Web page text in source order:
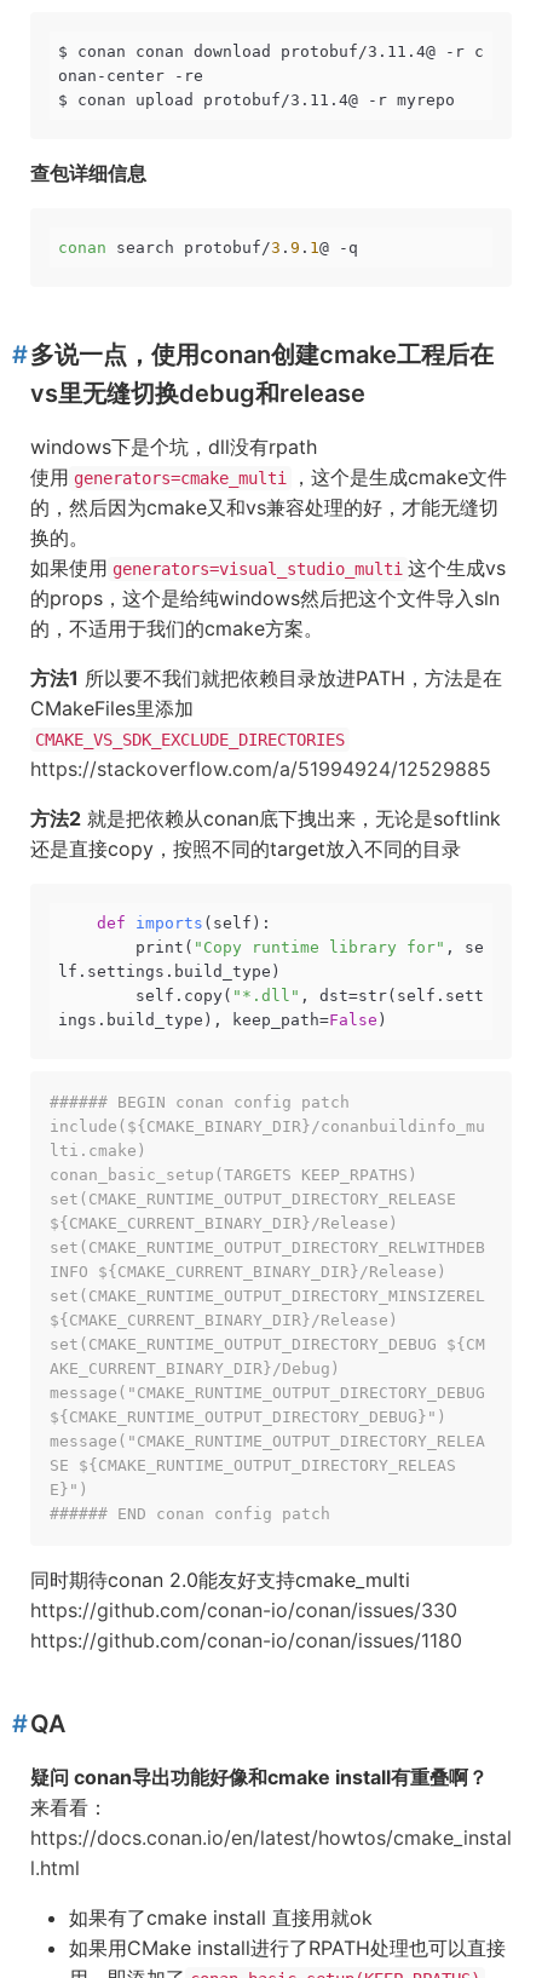
$ conan conan download protobuf/3.11.4@ -r c
onan-center -re
$ conan upload protobuf/3.11.4@ -r myrepo
查包详细信息
conan search protobuf/3 . 9 . 1 @ -q
多说一点，使用conan创建cmake工程后在
vs里无缝切换debug和release
windows下是个坑，dll没有rpath
使用 generators=cmake_multi
，这个是生成cmake文件
的，然后因为cmake又和vs兼容处理的好，才能无缝切
换的。
如果使用 generators=visual_studio_multi 这个生成vs
的props，这个是给纯windows然后把这个文件导入sln
的，不适用于我们的cmake方案。
方法1 所以要不我们就把依赖目录放进PATH，方法是在
CMakeFiles里添加
CMAKE_VS_SDK_EXCLUDE_DIRECTORIES
https://stackoverflow.com/a/51994924/12529885
方法2 就是把依赖从conan底下拽出来，无论是softlink
还是直接copy，按照不同的target放入不同的目录
def imports (self) :
        print(
"Copy runtime library for" , se
lf.settings.build_type)
        self.copy(
"*.dll" , dst=str(self.sett
ings.build_type), keep_path=False )
###### BEGIN conan config patch
include(${CMAKE_BINARY_DIR}/conanbuildinfo_mu
lti.cmake)
conan_basic_setup(TARGETS KEEP_RPATHS)
set(CMAKE_RUNTIME_OUTPUT_DIRECTORY_RELEASE
${CMAKE_CURRENT_BINARY_DIR}/Release)
set(CMAKE_RUNTIME_OUTPUT_DIRECTORY_RELWITHDEB
INFO ${CMAKE_CURRENT_BINARY_DIR}/Release)
set(CMAKE_RUNTIME_OUTPUT_DIRECTORY_MINSIZEREL
${CMAKE_CURRENT_BINARY_DIR}/Release)
set(CMAKE_RUNTIME_OUTPUT_DIRECTORY_DEBUG ${CM
AKE_CURRENT_BINARY_DIR}/Debug)
message("CMAKE_RUNTIME_OUTPUT_DIRECTORY_DEBUG
${CMAKE_RUNTIME_OUTPUT_DIRECTORY_DEBUG}")
message("CMAKE_RUNTIME_OUTPUT_DIRECTORY_RELEA
SE ${CMAKE_RUNTIME_OUTPUT_DIRECTORY_RELEAS
E}")
###### END conan config patch
同时期待conan 2.0能友好支持cmake_multi
https://github.com/conan-io/conan/issues/330
https://github.com/conan-io/conan/issues/1180
QA
疑问 conan导出功能好像和cmake install有重叠啊？
来看看：
https://docs.conan.io/en/latest/howtos/cmake_instal
l.html
如果有了cmake install 直接用就ok
如果用CMake install进行了RPATH处理也可以直接